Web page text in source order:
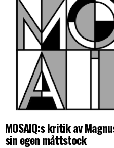
MOSAIQ:s kritik av
sin egen måttstock